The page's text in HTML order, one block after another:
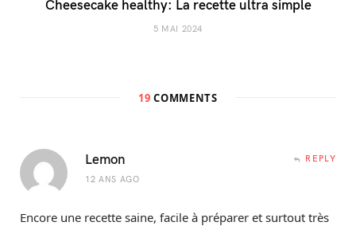
Cheesecake healthy: La recette ultra simple
5 MAI 2024
19 COMMENTS
Lemon
12 ANS AGO
REPLY
Encore une recette saine, facile à préparer et surtout très